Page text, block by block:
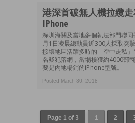
港深首破無人機拉纜
IPhone
深圳海關及當地多個執法部門聯
月1日凌晨總動員近300人採取突
接壤地區活躍多時的「空中走私
名疑犯落網，當場檢獲約4000部
要是內地暢銷的iPhone型號。
Posted March 30, 2018
Page 1 of 3 1 2